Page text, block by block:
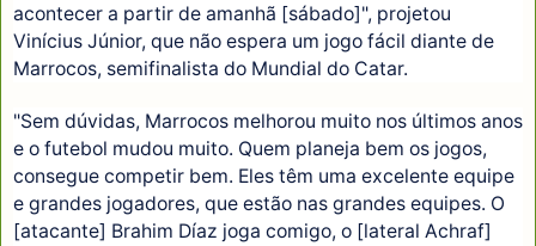
acontecer a partir de amanhã [sábado]", projetou
Vinícius Júnior, que não espera um jogo fácil diante de
Marrocos, semifinalista do Mundial do Catar.
"Sem dúvidas, Marrocos melhorou muito nos últimos anos
e o futebol mudou muito. Quem planeja bem os jogos,
consegue competir bem. Eles têm uma excelente equipe
e grandes jogadores, que estão nas grandes equipes. O
[atacante] Brahim Díaz joga comigo, o [lateral Achraf]